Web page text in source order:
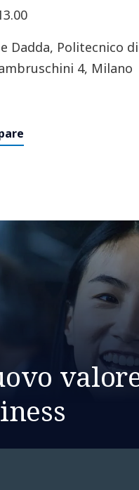
Dadda, Politecnico
4, Milano